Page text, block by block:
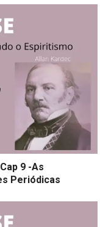
9 -As
Periódicas